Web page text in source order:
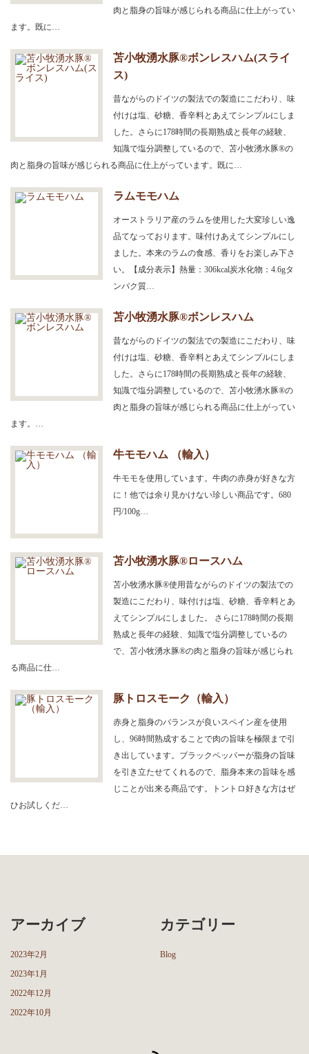
肉と脂身の旨味が感じられる商品に仕上がってい
ます。既に…
苫小牧湧水豚®ボンレスハム(スライ
ス)
昔ながらのドイツの製法での製造にこだわり、味
付けは塩、砂糖、香辛料とあえてシンプルにしま
した。さらに178時間の長期熟成と長年の経験、
知識で塩分調整しているので、苫小牧湧水豚®の
肉と脂身の旨味が感じられる商品に仕上がっています。既に…
ラムモモハム
オーストラリア産のラムを使用した大変珍しい逸
品てなっております。味付けあえてシンプルにし
ました。本来のラムの食感、香りをお楽しみ下さ
い。【成分表示】熱量：306kcal炭水化物：4.6gタ
ンパク質…
苫小牧湧水豚®ボンレスハム
昔ながらのドイツの製法での製造にこだわり、味
付けは塩、砂糖、香辛料とあえてシンプルにしま
した。さらに178時間の長期熟成と長年の経験、
知識で塩分調整しているので、苫小牧湧水豚®の
肉と脂身の旨味が感じられる商品に仕上がってい
ます。…
牛モモハム （輸入）
牛モモを使用しています。牛肉の赤身が好きな方
に！他では余り見かけない珍しい商品です。680
円/100g…
苫小牧湧水豚®ロースハム
苫小牧湧水豚®使用昔ながらのドイツの製法での
製造にこだわり、味付けは塩、砂糖、香辛料とあ
えてシンプルにしました。 さらに178時間の長期
熟成と長年の経験、知識で塩分調整しているの
で、苫小牧湧水豚®の肉と脂身の旨味が感じられ
る商品に仕…
豚トロスモーク（輸入）
赤身と脂身のバランスが良いスペイン産を使用
し、96時間熟成することで肉の旨味を極限まで引
き出しています。ブラックペッパーが脂身の旨味
を引き立たせてくれるので、脂身本来の旨味を感
じことが出来る商品です。トントロ好きな方はぜ
ひお試しくだ…
アーカイブ
2023年2月
2023年1月
2022年12月
2022年10月
カテゴリー
Blog